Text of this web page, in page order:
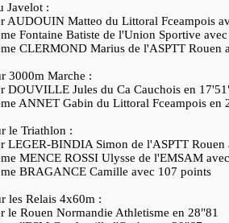
Javelot :
AUDOUIN Matteo du Littoral Fceampois
Fontaine Batiste de l'Union Sportive
CLERMOND Marius de l'ASPTT Rouen
3000m Marche :
DOUVILLE Jules du Ca Cauchois en
ANNET Gabin du Littoral Fceampois en
le Triathlon :
LEGER-BINDIA Simon de l'ASPTT
MENCE ROSSI Ulysse de l'EMSAM
BRAGANCE Camille avec 107 points
les Relais 4x60m :
le Rouen Normandie Athletisme en 28"81